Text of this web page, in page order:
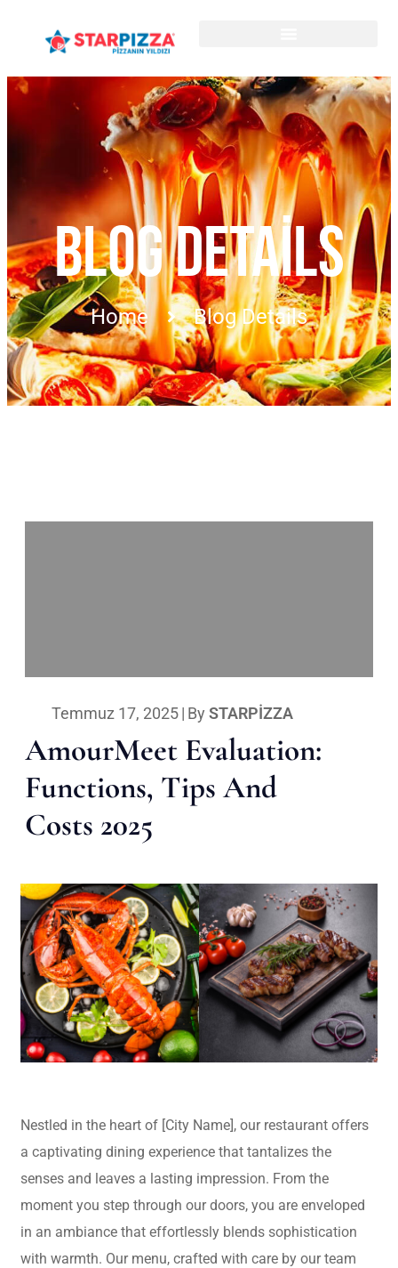
BLOG DETAILS
Home Blog Details
Temmuz 17, 2025| By STARPIZZA
AmourMeet Evaluation:
Functions, Tips And
Costs 2025
Nestled in the heart of [City Name], our restaurant offers
a captivating dining experience that tantalizes the
senses and leaves a lasting impression. From the
moment you step through our doors, you are enveloped
in an ambiance that effortlessly blends sophistication
with warmth. Our menu, crafted with care by our team